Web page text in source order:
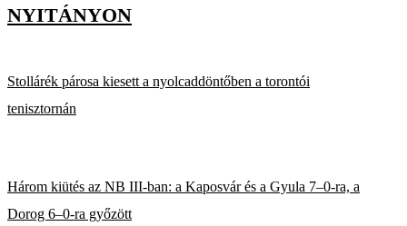
NYITÁNYON
Stollárék párosa kiesett a nyolcaddöntőben a torontói
tenisztornán
Három kiütés az NB III-ban: a Kaposvár és a Gyula 7–0-ra, a
Dorog 6–0-ra győzött